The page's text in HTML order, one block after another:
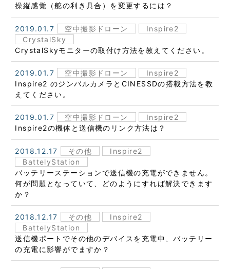
操縦感覚（舵の利き具合）を変更するには？
2019.01.7 空中撮影ドローン
Inspire2
CrystalSky
CrystalSkyモニターの取付け方法を教えてください。
2019.01.7 空中撮影ドローン
Inspire2
Inspire2 のジンバルカメラとCINESSDの搭載方法を教
えてください。
2019.01.7 空中撮影ドローン
Inspire2
Inspire2の機体と送信機のリンク方法は？
2018.12.17 その他
Inspire2
BattelyStation
バッテリーステーションで送信機の充電ができません。
何が問題となっていて、どのようにすれば解決できます
か？
2018.12.17 その他
Inspire2
BattelyStation
送信機ポートでその他のデバイスを充電中、バッテリー
の充電に影響がでますか？